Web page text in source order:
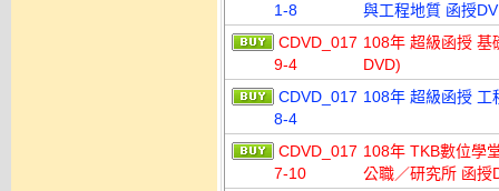
1-8
與工程地質 函授
CDVD_017
9-4
108年 超級函授 基
DVD)
CDVD_017
8-4
108年 超級函授 工
CDVD_017
7-10
108年 TKB數位學
公職／研究所 函授